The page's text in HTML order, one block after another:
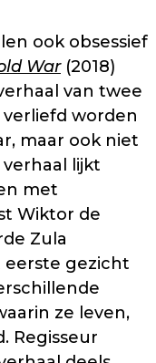
ook obsessief
War(2018)
van twee
worden
maar ook niet
lijkt
met
Wiktor de
Zula
gezicht
ze leven,
Regisseur